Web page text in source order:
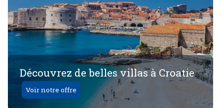
Découvrez de belles villas à Croatie
Voir notre offre